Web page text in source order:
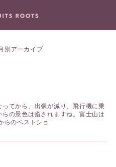
別アーカイブ
てから、出張が減り、飛行機に乗
の景色は癒されますね。富士山は
らのベストショ